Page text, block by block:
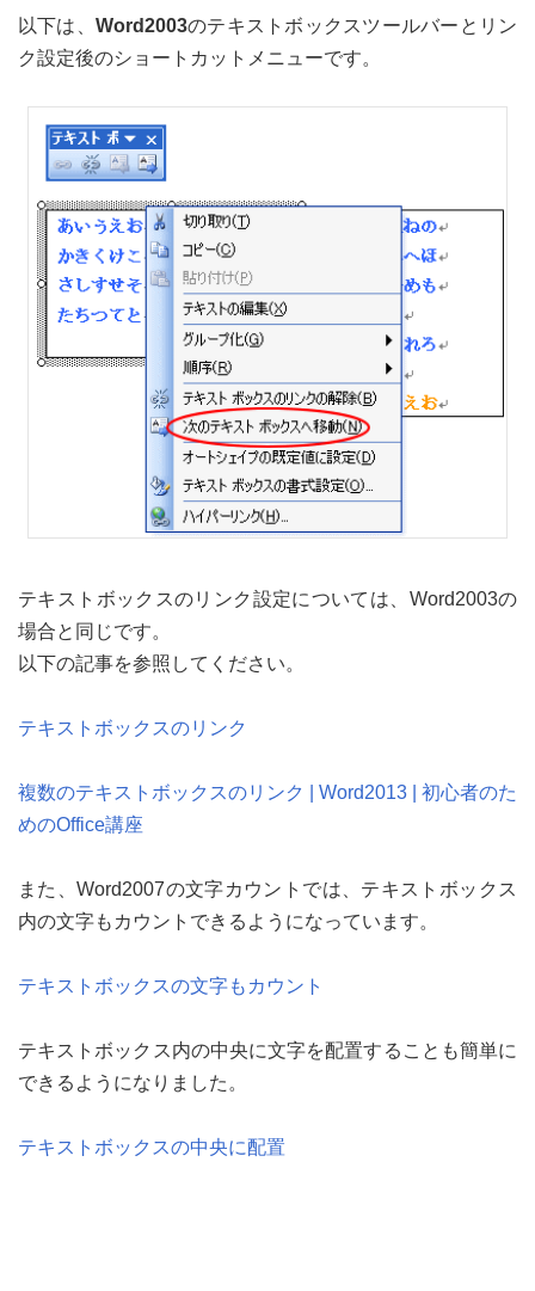
以下は、 Word2003のテキストボックスツールバーとリン
ク設定後のショートカットメニューです。
テキストボックスのリンク設定については、Word2003の
場合と同じです。
以下の記事を参照してください。
テキストボックスのリンク
複数のテキストボックスのリンク | Word2013 | 初心者のた
めのOffice講座
また、Word2007の文字カウントでは、テキストボックス
内の文字もカウントできるようになっています。
テキストボックスの文字もカウント
テキストボックス内の中央に文字を配置することも簡単に
できるようになりました。
テキストボックスの中央に配置